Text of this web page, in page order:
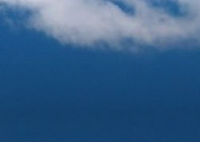
Aller
au